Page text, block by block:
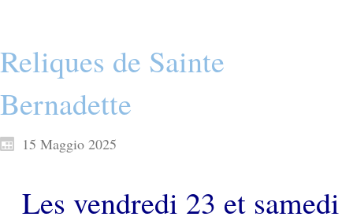
Reliques de Sainte
Bernadette
15 Maggio 2025
Les vendredi 23 et samedi